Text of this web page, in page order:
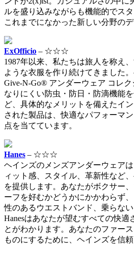
ルを盛り込みながらも機能的でス
これまでになかった新しい分野の
ExOfficio – ☆☆☆
1987年以来、私たちは旅人を称え
ような衣服を作り続けてきました
Give-N-Go® アンダーウェア コレ
なりにくい防虫・防日・防滴機能
ど、具体的なメリットを備えたイ
された製品は、快適なパフォーマ
点を当てています。
Hanes – ☆☆☆
ヘインズのメンズアンダーウェア
ィット感、スタイル、革新性など
を提供します。あなたがボクサー
ーフを好むかどうかにかかわらず
性のあるウエストバンド、乗らない
Hanesはあなたが望むすべての快適
とがわかります。あなたのファー
ものにするために、ヘインズを信頼